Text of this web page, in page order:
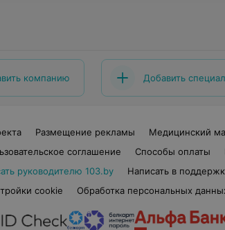
компанию Добавить
Размещение рекламы
Медицинский
соглашение Способы оплаты
руководителю 103.by
Написать в
cookie
Обработка персональных